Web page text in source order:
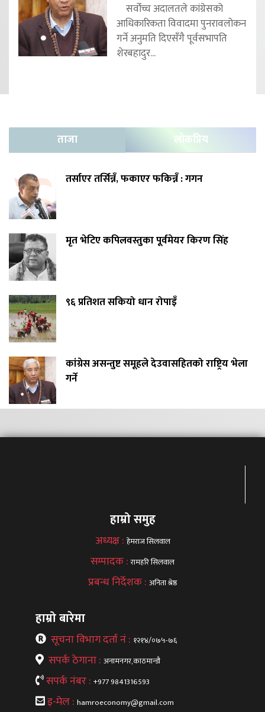
सर्वोच्च अदालतले कांग्रेसको
आधिकारिकता विवादमा पुनरावलोकन
गर्ने अनुमति दिएसँगै पूर्वसभापति
शेरबहादुर...
ताजा लोकप्रिय
तर्साएर तर्सिन्नँ, फकाएर फकिन्नँ : गगन
मृत भेटिए कपिलवस्तुका पूर्वमेयर किरण सिंह
९६ प्रतिशत सकियो धान रोपाइँ
कांग्रेस असन्तुष्ट समूहले देउवासहितको राष्ट्रिय भेला
गर्ने
हाम्रो समुह
अध्यक्ष : हेमराज सिलवाल
सम्पादक :रामहरि सिलवाल
प्रबन्ध निर्देशक : अनिता श्रेष्ठ
हाम्रो बारेमा
सूचना विभाग दर्ता नं : १२१४/०७५-७६
सपर्क ठेगाना : अनामनगर,काठमान्डौ
सपर्क नंबर : +977 9841316593
इ-मेल : hamroeconomy@gmail.com